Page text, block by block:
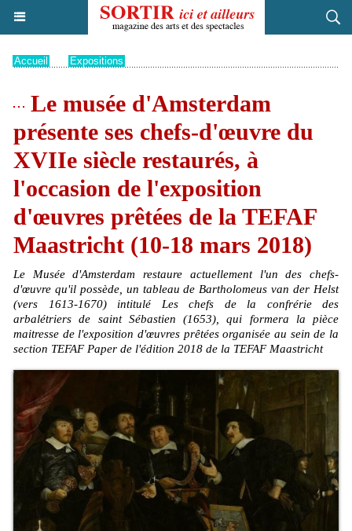
Accueil Expositions
Le musée d'Amsterdam
présente ses chefs-d'œuvre du
XVIIe siècle restaurés, à
l'occasion de l'exposition
d'œuvres prêtées de la TEFAF
Maastricht (10-18 mars 2018)
Le Musée d'Amsterdam restaure actuellement l'un des chefs-
d'œuvre qu'il possède, un tableau de Bartholomeus van der Helst
(vers 1613-1670) intitulé Les chefs de la confrérie des
arbalétriers de saint Sébastien (1653), qui formera la pièce
maitresse de l'exposition d'œuvres prêtées organisée au sein de la
section TEFAF Paper de l'édition 2018 de la TEFAF Maastricht